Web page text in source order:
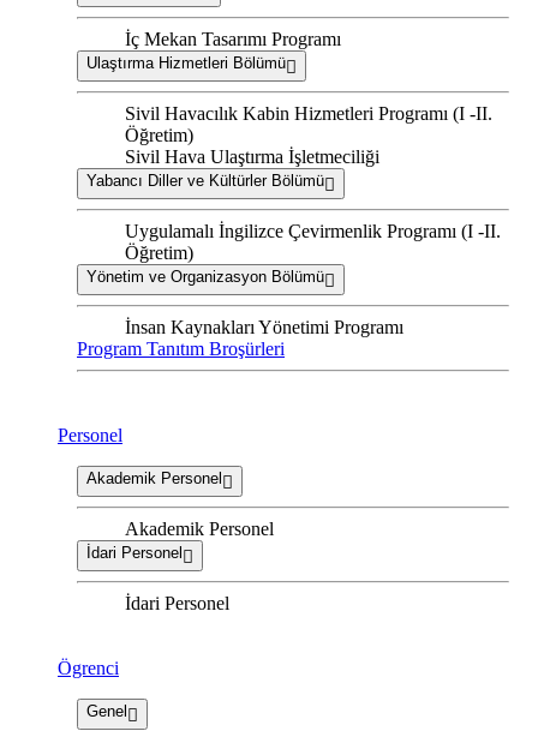
İç Mekan Tasarımı Programı
Ulaştırma Hizmetleri Bölümü
Sivil Havacılık Kabin Hizmetleri Programı (I -II.
Öğretim)
Sivil Hava Ulaştırma İşletmeciliği
Yabancı Diller ve Kültürler Bölümü
Uygulamalı İngilizce Çevirmenlik Programı (I -II.
Öğretim)
Yönetim ve Organizasyon Bölümü
İnsan Kaynakları Yönetimi Programı
Program Tanıtım Broşürleri
Personel
Akademik Personel
Akademik Personel
İdari Personel
İdari Personel
Ögrenci
Genel